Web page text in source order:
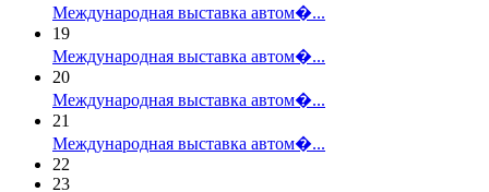
Международная выставка автом�...
19
Международная выставка автом�...
20
Международная выставка автом�...
21
Международная выставка автом�...
22
23